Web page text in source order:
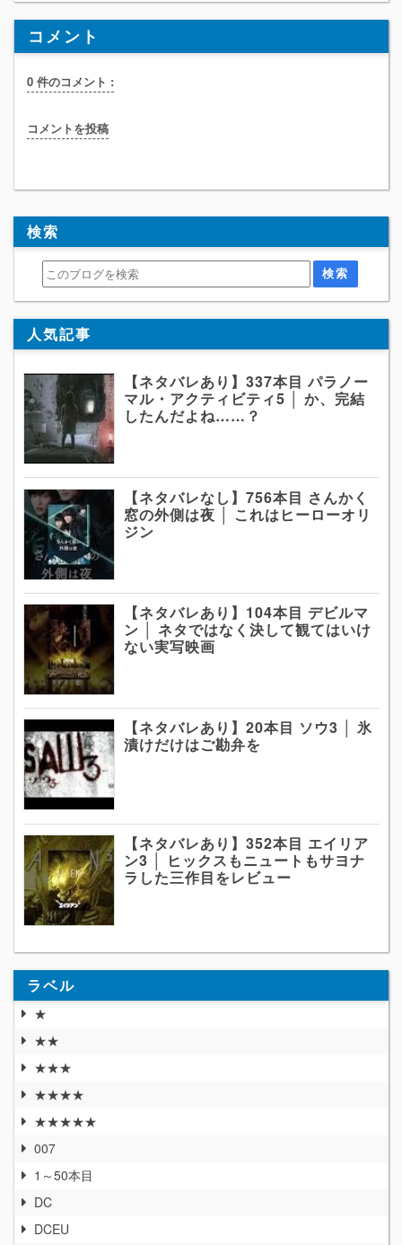
コメント
0 件のコメント :
コメントを投稿
検索
人気記事
【ネタバレあり】337本目 パラノー
マル・アクティビティ5 │ か、完結
したんだよね……？
【ネタバレなし】756本目 さんかく
窓の外側は夜 │ これはヒーローオリ
ジン
【ネタバレあり】104本目 デビルマ
ン │ ネタではなく決して観てはいけ
ない実写映画
【ネタバレあり】20本目 ソウ3 │ 氷
漬けだけはご勘弁を
【ネタバレあり】352本目 エイリア
ン3 │ ヒックスもニュートもサヨナ
ラした三作目をレビュー
ラベル
★
★★
★★★
★★★★
★★★★★
007
1～50本目
DC
DCEU